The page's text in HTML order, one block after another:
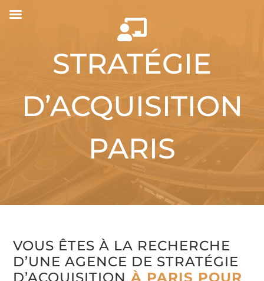

STRATÉGIE
D’ACQUISITION
PARIS
VOUS ÊTES À LA RECHERCHE
D’UNE AGENCE DE STRATÉGIE
D’ACQUISITION À PARIS POUR